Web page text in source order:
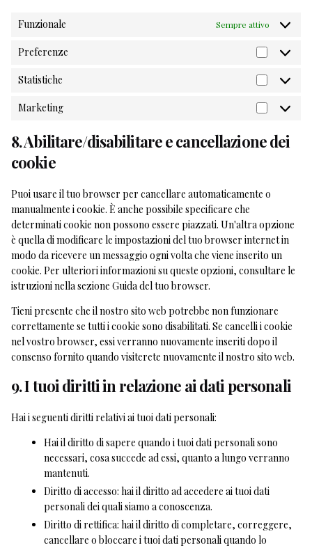
Funzionale Sempre attivo
Preferenze
Statistiche Statistiche
Marketing
8. Abilitare/disabilitare e cancellazione dei
cookie
Puoi usare il tuo browser per cancellare automaticamente o
manualmente i cookie. È anche possibile specificare che
determinati cookie non possono essere piazzati. Un'altra opzione
è quella di modificare le impostazioni del tuo browser internet in
modo da ricevere un messaggio ogni volta che viene inserito un
cookie. Per ulteriori informazioni su queste opzioni, consultare le
istruzioni nella sezione Guida del tuo browser.
Tieni presente che il nostro sito web potrebbe non funzionare
correttamente se tutti i cookie sono disabilitati. Se cancelli i cookie
nel vostro browser, essi verranno nuovamente inseriti dopo il
consenso fornito quando visiterete nuovamente il nostro sito web.
9. I tuoi diritti in relazione ai dati personali
Hai i seguenti diritti relativi ai tuoi dati personali:
Hai il diritto di sapere quando i tuoi dati personali sono
necessari, cosa succede ad essi, quanto a lungo verranno
mantenuti.
Diritto di accesso: hai il diritto ad accedere ai tuoi dati
personali dei quali siamo a conoscenza.
Diritto di rettifica: hai il diritto di completare, correggere,
cancellare o bloccare i tuoi dati personali quando lo